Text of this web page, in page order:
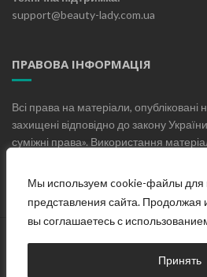
Мы используем cookie-файлы для
представления сайта. Продолжая
вы соглашаетесь с
Принять
support@beauty-lady.com.ua
ПРАВОВА ІНФОРМАЦІЯ
Всі права на матеріали, опубліковані
захищені відповідно до закону
суміжні права». Використання
допускається.
Головна Про проект
© Жіночий онлайн журнал